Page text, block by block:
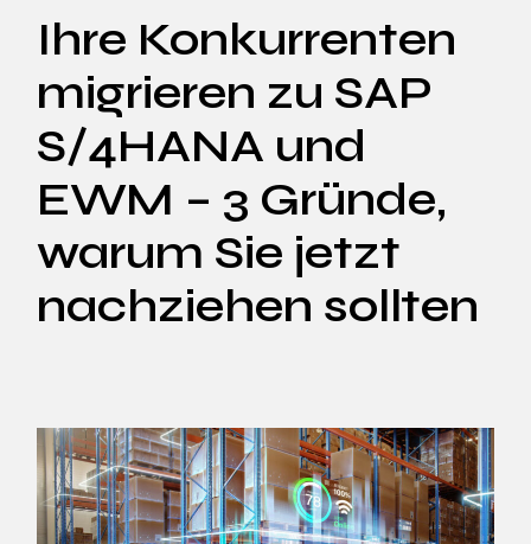
Ihre Konkurrenten
migrieren zu SAP
S/4HANA und
EWM – 3 Gründe,
warum Sie jetzt
nachziehen sollten